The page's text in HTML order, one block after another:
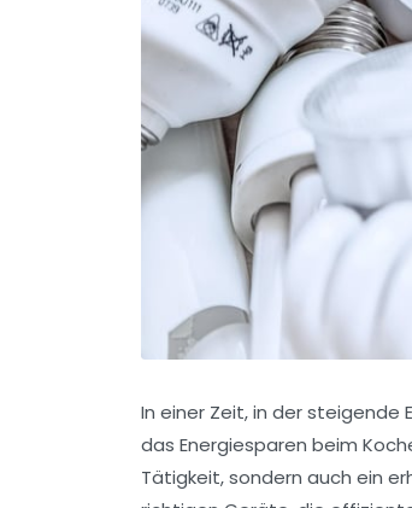
In einer Zeit, in der steigende
das Energiesparen beim
Tätigkeit, sondern auch ein